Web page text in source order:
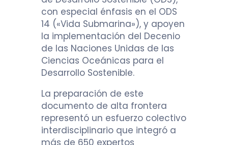
con especial énfasis en el ODS
14 («Vida Submarina»), y apoyen
la implementación del Decenio
de las Naciones Unidas de las
Ciencias Oceánicas para el
Desarrollo Sostenible.
La preparación de este
documento de alta frontera
representó un esfuerzo colectivo
interdisciplinario que integró a
más de 650 expertos